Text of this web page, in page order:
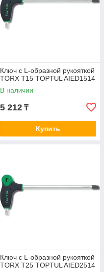
Ключ с L-образной рукояткой
TORX T15 TOPTUL AIED1514
В наличии
5 212 ₸
Купить
Ключ с L-образной рукояткой
TORX T25 TOPTUL AIED2514